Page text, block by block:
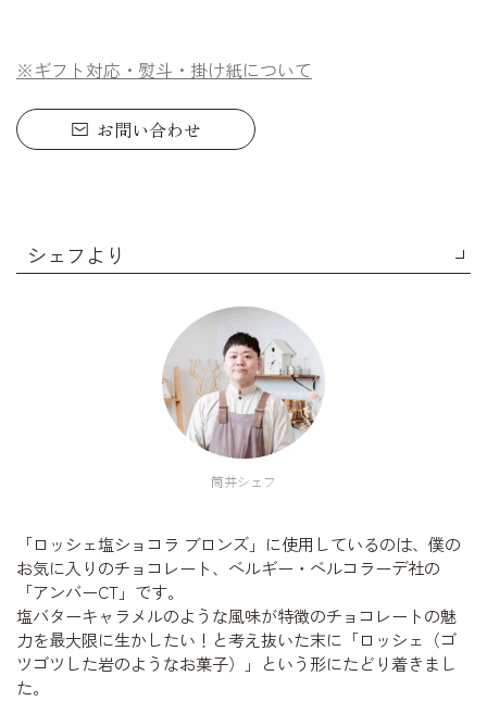
※ギフト対応・熨斗・掛け紙について
お問い合わせ
シェフより
筒井シェフ
「ロッシェ塩ショコラ ブロンズ」に使用しているのは、僕の
お気に入りのチョコレート、ベルギー・ベルコラーデ社の
「アンバーCT」です。
塩バターキャラメルのような風味が特徴のチョコレートの魅
力を最大限に生かしたい！と考え抜いた末に「ロッシェ（ゴ
ツゴツした岩のようなお菓子）」という形にたどり着きまし
た。